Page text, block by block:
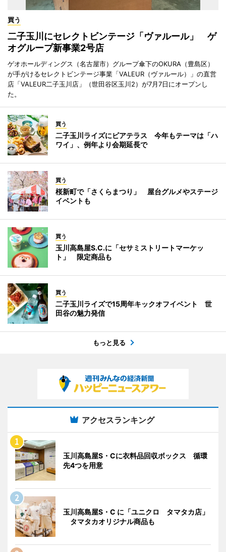
買う
二子玉川にセレクトビンテージ「ヴァルール」 ゲ
オグループ新事業2号店
ゲオホールディングス（名古屋市）グループ傘下のOKURA（豊島区）
が手がけるセレクトビンテージ事業「VALEUR（ヴァルール）」の直営
店「VALEUR二子玉川店」（世田谷区玉川2）が7月7日にオープンし
た。
買う
二子玉川ライズにビアテラス 今年もテーマは「ハ
ワイ」、例年より会期延長で
買う
桜新町で「さくらまつり」 屋台グルメやステージ
イベントも
買う
玉川高島屋S.C.に「セサミストリートマーケッ
ト」 限定商品も
買う
二子玉川ライズで15周年キックオフイベント 世
田谷の魅力発信
もっと見る
アクセスランキング
玉川高島屋S・Cに衣料品回収ボックス 循環
先4つを用意
玉川高島屋S・C に「ユニクロ タマタカ店」
タマタカオリジナル商品も